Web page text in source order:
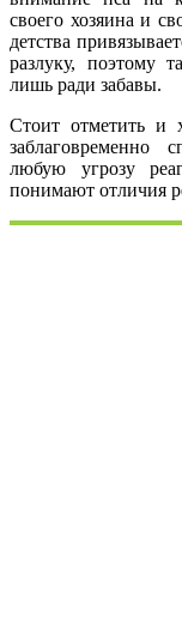
своего хозяина и
детства
разлуку, поэтому
лишь ради забавы.
Стоит отметить
заблаговременно
любую угрозу
понимают отличия